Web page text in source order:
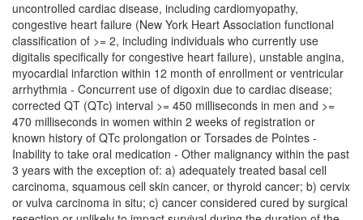
uncontrolled cardiac disease, including cardiomyopathy,
congestive heart failure (New York Heart Association functional
classification of >= 2, including individuals who currently use
digitalis specifically for congestive heart failure), unstable angina,
myocardial infarction within 12 month of enrollment or ventricular
arrhythmia - Concurrent use of digoxin due to cardiac disease;
corrected QT (QTc) interval >= 450 milliseconds in men and >=
470 milliseconds in women within 2 weeks of registration or
known history of QTc prolongation or Torsades de Pointes -
Inability to take oral medication - Other malignancy within the past
3 years with the exception of: a) adequately treated basal cell
carcinoma, squamous cell skin cancer, or thyroid cancer; b) cervix
or vulva carcinoma in situ; c) cancer considered cured by surgical